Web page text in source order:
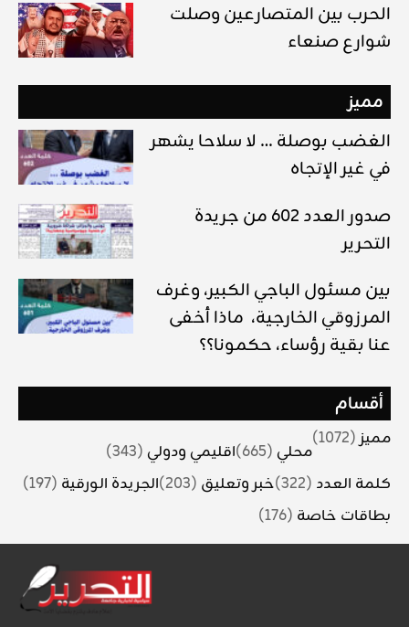
الحرب بين المتصارعين وصلت
شوارع صنعاء
مميز
الغضب بوصلة … لا سلاحا يشهر
في غير الإتجاه
صدور العدد 602 من جريدة
التحرير
بين مسئول الباجي الكبير، وغرف
المرزوقي الخارجية، ماذا أخفى
عنا بقية رؤساء، حكمونا؟؟
أقسام
مميز(1072)
محلي (665) اقليمي ودولي (343)
كلمة العدد (322) خبر وتعليق (203) الجريدة الورقية (197)
بطاقات خاصة (176)